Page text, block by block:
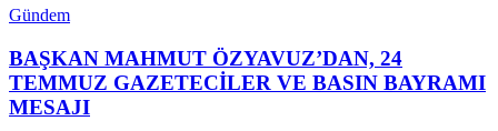
Gündem
BAŞKAN MAHMUT ÖZYAVUZ’DAN, 24
TEMMUZ GAZETECİLER VE BASIN BAYRAMI
MESAJI